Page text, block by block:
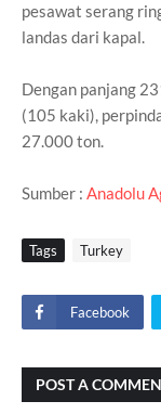
pesawat serang
landas dari kapal.
Dengan panjang
(105 kaki),
27.000 ton.
Sumber : Anadolu
Tags Turkey
Facebook
POST A